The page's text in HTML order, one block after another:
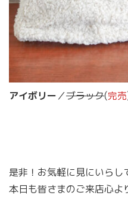
アイボリー／ブラック(完売
是非！お気軽に見にいらし
本日も皆さまのご来店心